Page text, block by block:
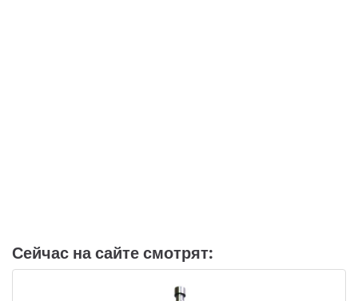
Сейчас на сайте смотрят: